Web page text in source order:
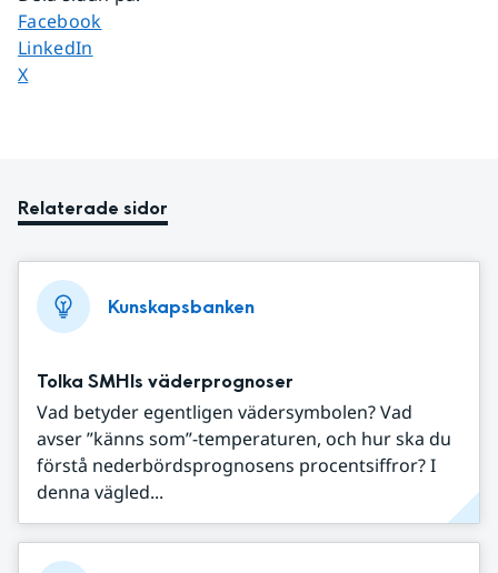
Dela sidan på
Facebook
Dela sidan på
LinkedIn
Dela sidan på
X
Relaterade sidor
Kunskapsbanken
Tolka SMHIs väderprognoser
Vad betyder egentligen vädersymbolen? Vad
avser ”känns som”-temperaturen, och hur ska du
förstå nederbördsprognosens procentsiffror? I
denna vägled...